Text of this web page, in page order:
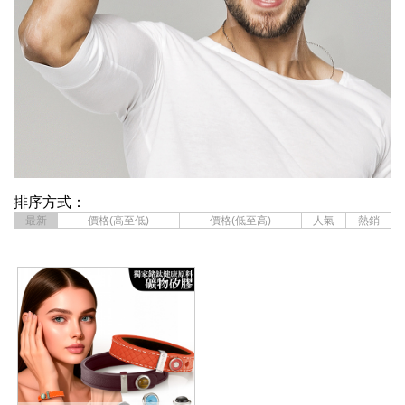
排序方式：
最新 價格(高至低) 價格(低至高) 人氣 熱銷